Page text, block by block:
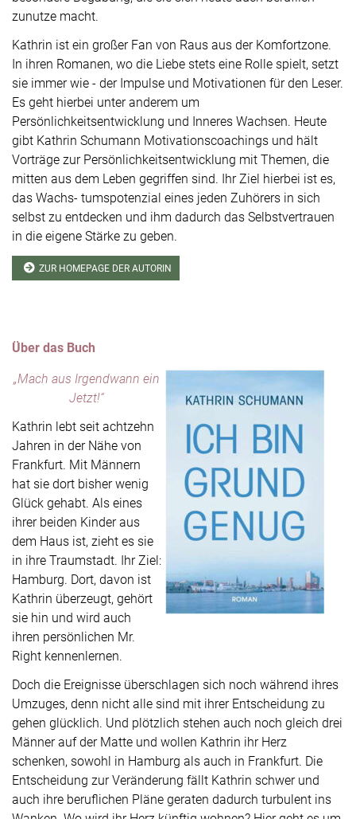
zunutze macht.
Kathrin ist ein großer Fan von Raus aus der Komfortzone.
In ihren Romanen, wo die Liebe stets eine Rolle spielt, setzt
sie immer wie - der Impulse und Motivationen für den Leser.
Es geht hierbei unter anderem um
Persönlichkeitsentwicklung und Inneres Wachsen. Heute
gibt Kathrin Schumann Motivationscoachings und hält
Vorträge zur Persönlichkeitsentwicklung mit Themen, die
mitten aus dem Leben gegriffen sind. Ihr Ziel hierbei ist es,
das Wachs- tumspotenzial eines jeden Zuhörers in sich
selbst zu entdecken und ihm dadurch das Selbstvertrauen
in die eigene Stärke zu geben.
ZUR HOMEPAGE DER AUTORIN
Über das Buch
„Mach aus Irgendwann ein
Jetzt!“
Kathrin lebt seit achtzehn
Jahren in der Nähe von
Frankfurt. Mit Männern
hat sie dort bisher wenig
Glück gehabt. Als eines
ihrer beiden Kinder aus
dem Haus ist, zieht es sie
in ihre Traumstadt. Ihr Ziel:
Hamburg. Dort, davon ist
Kathrin überzeugt, gehört
sie hin und wird auch
ihren persönlichen Mr.
Right kennenlernen.
Doch die Ereignisse überschlagen sich noch während ihres
Umzuges, denn nicht alle sind mit ihrer Entscheidung zu
gehen glücklich. Und plötzlich stehen auch noch gleich drei
Männer auf der Matte und wollen Kathrin ihr Herz
schenken, sowohl in Hamburg als auch in Frankfurt. Die
Entscheidung zur Veränderung fällt Kathrin schwer und
auch ihre beruflichen Pläne geraten dadurch turbulent ins